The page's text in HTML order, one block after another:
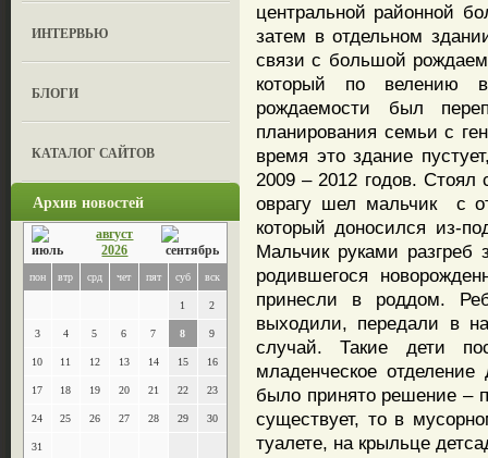
ИНТЕРВЬЮ
БЛОГИ
КАТАЛОГ САЙТОВ
Архив новостей
август
2026
пон втр срд чет пят суб вск
1 2
3 4 5 6 7 8 9
10 11 12 13 14 15 16
17 18 19 20 21 22 23
24 25 26 27 28 29 30
31
центральной районной
затем в отдельном
связи с большой
который по велению
рождаемости был
планирования семьи с
время это здание
2009 – 2012 годов. Стоял
оврагу шел мальчик с
который доносился из-
Мальчик руками
родившегося
принесли в роддом.
выходили, передали в
случай. Такие дети
младенческое отделение
было принято решение –
существует, то в
туалете, на крыльце